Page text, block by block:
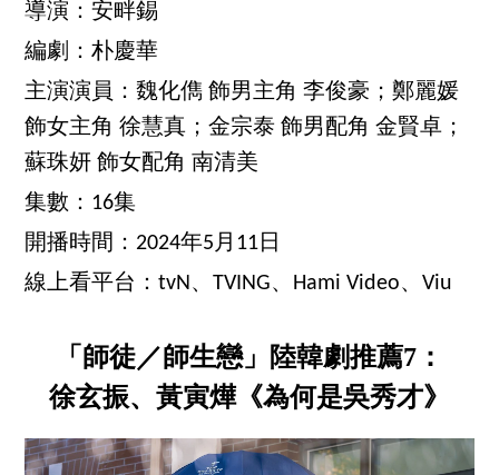
導演：安畔錫
編劇：朴慶華
主演演員：魏化儁 飾男主角 李俊豪；鄭麗媛
飾女主角 徐慧真；金宗泰 飾男配角 金賢卓；
蘇珠妍 飾女配角 南清美
集數：16集
開播時間：2024年5月11日
線上看平台：tvN、TVING、Hami Video、Viu
「師徒／師生戀」陸韓劇推薦7：
徐玄振、黃寅燁《為何是吳秀才》